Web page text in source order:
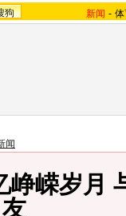
狗 新闻 -
闻
峥嵘岁月
友